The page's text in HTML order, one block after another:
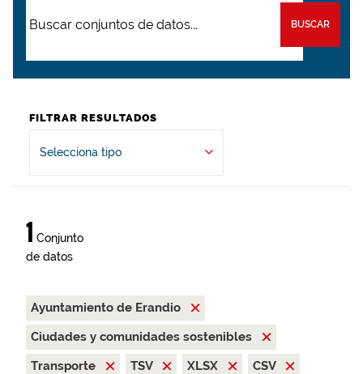
BUSCAR
FILTRAR RESULTADOS
Selecciona tipo
1 Conjunto
de datos
Ayuntamiento de Erandio
Ciudades y comunidades sostenibles
Transporte
TSV XLSX
CSV